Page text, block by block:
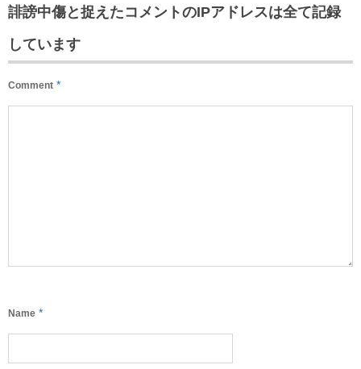
誹謗中傷と捉えたコメントのIPアドレスは全て記録
しています
Comment *
Name *